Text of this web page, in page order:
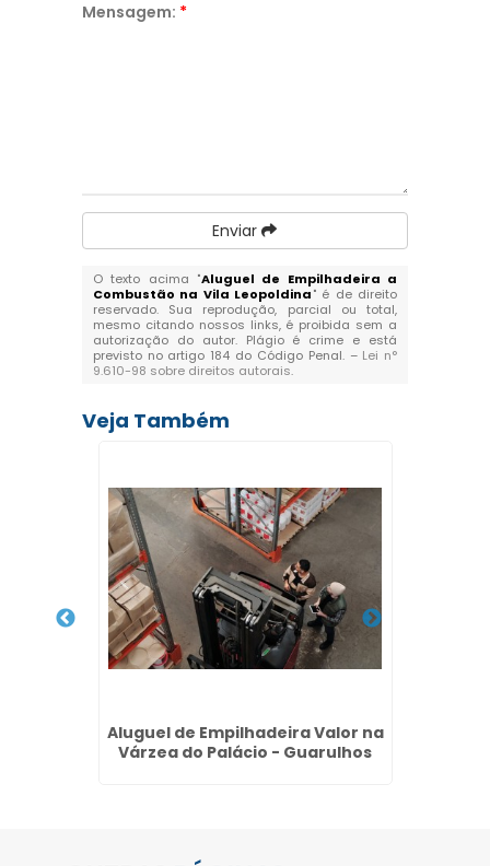
Mensagem: *
Enviar
O texto acima "Aluguel de Empilhadeira a
Combustão na Vila Leopoldina" é de direito
reservado. Sua reprodução, parcial ou total,
mesmo citando nossos links, é proibida sem a
autorização do autor. Plágio é crime e está
previsto no artigo 184 do Código Penal. – Lei n°
9.610-98 sobre direitos autorais.
Veja Também
Aluguel de Empilhadeira Valor na
Várzea do Palácio - Guarulhos